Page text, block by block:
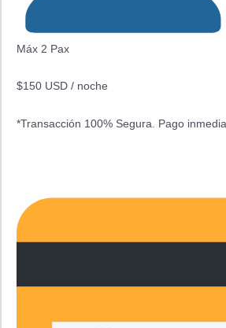
Máx 2 Pax
$150 USD / noche
*Transacción 100% Segura. Pago